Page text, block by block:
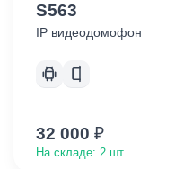
S563
IP видеодомофон
32 000 ₽
На складе: 2 шт.